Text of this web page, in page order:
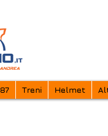
Treni Helmet